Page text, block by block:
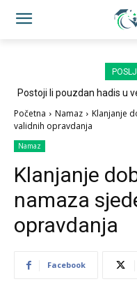
Postoji li pouzdan hadis u
Početna Namaz
Klanjanje
validnih opravdanja
Namaz
Klanjanje
namaza
opravdanja
Facebook